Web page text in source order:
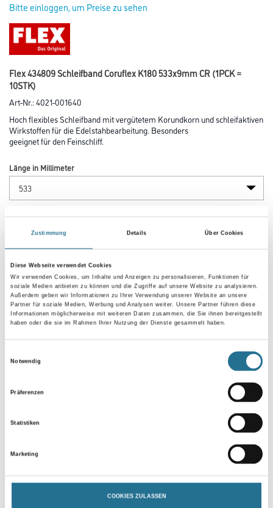
Zustimmung Details Über Cookies
Diese Webseite verwendet Cookies
Wir verwenden Cookies, um Inhalte und Anzeigen zu personalisieren, Funktionen für
soziale Medien anbieten zu können und die Zugriffe auf unsere Website zu analysieren.
Außerdem geben wir Informationen zu Ihrer Verwendung unserer Website an unsere
Partner für soziale Medien, Werbung und Analysen weiter. Unsere Partner führen diese
Informationen möglicherweise mit weiteren Daten zusammen, die Sie ihnen bereitgestellt
haben oder die sie im Rahmen Ihrer Nutzung der Dienste gesammelt haben.
Notwendig
Präferenzen
Statistiken
Marketing
COOKIES ZULASSEN
Bitte einloggen, um Preise zu sehen
Flex 434809 Schleifband Coruflex K180 533x9mm CR (1PCK =
10STK)
Art-Nr.:4021-001640
Hoch flexibles Schleifband mit vergütetem Korundkorn und schleifaktiven
Wirkstoffen für die Edelstahbearbeitung. Besonders
geeignet für den Feinschliff.
Länge in Millimeter
Breite in millimeter
Körnung